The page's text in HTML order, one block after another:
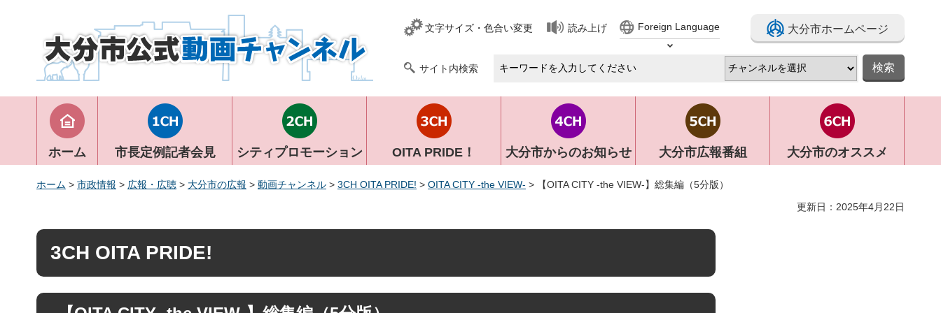
大分市公式動画チャンネル
文字サイズ・色合い変更 読み上げ
Foreign Language
Select Language
大分市ホームページ
サイト内検索
ホーム 市長定例記者会見 シティプロモーション OITA PRIDE！ 大分市からのお知らせ 大分市広報番組 大分市のオススメ
ホーム > 市政情報 > 広報・広聴 > 大分市の広報 > 動画チャンネル > 3CH OITA PRIDE! > OITA CITY -the VIEW- > 【OITA CITY -the VIEW-】総集編（5分版）
更新日：2025年4月22日
3CH OITA PRIDE!